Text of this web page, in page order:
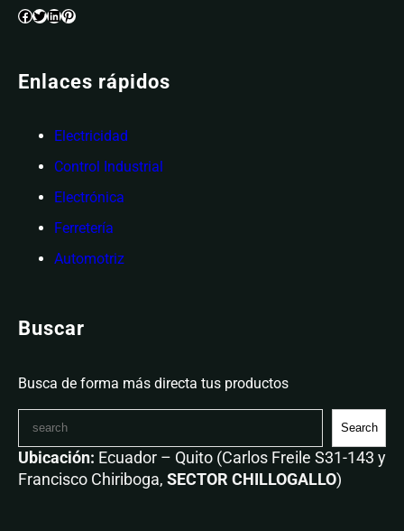
Enlaces rápidos
Electricidad
Control Industrial
Electrónica
Ferretería
Automotriz
Buscar
Busca de forma más directa tus productos
Search
Ubicación: Ecuador – Quito (Carlos Freile S31-143 y
Francisco Chiriboga, SECTOR CHILLOGALLO)